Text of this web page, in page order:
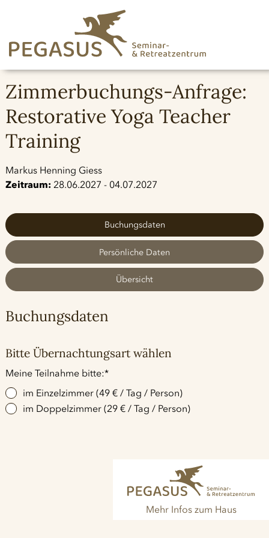
Zimmerbuchungs-Anfrage:
Restorative Yoga Teacher
Training
Markus Henning Giess
Zeitraum:28.06.2027 - 04.07.2027
Buchungsdaten
Persönliche Daten
Übersicht
Buchungsdaten
Bitte Übernachtungsart wählen
Pflichtfeld
Meine Teilnahme bitte:*
im Einzelzimmer (49 € / Tag / Person)
im Doppelzimmer (29 € / Tag / Person)
Mehr Infos zum Haus